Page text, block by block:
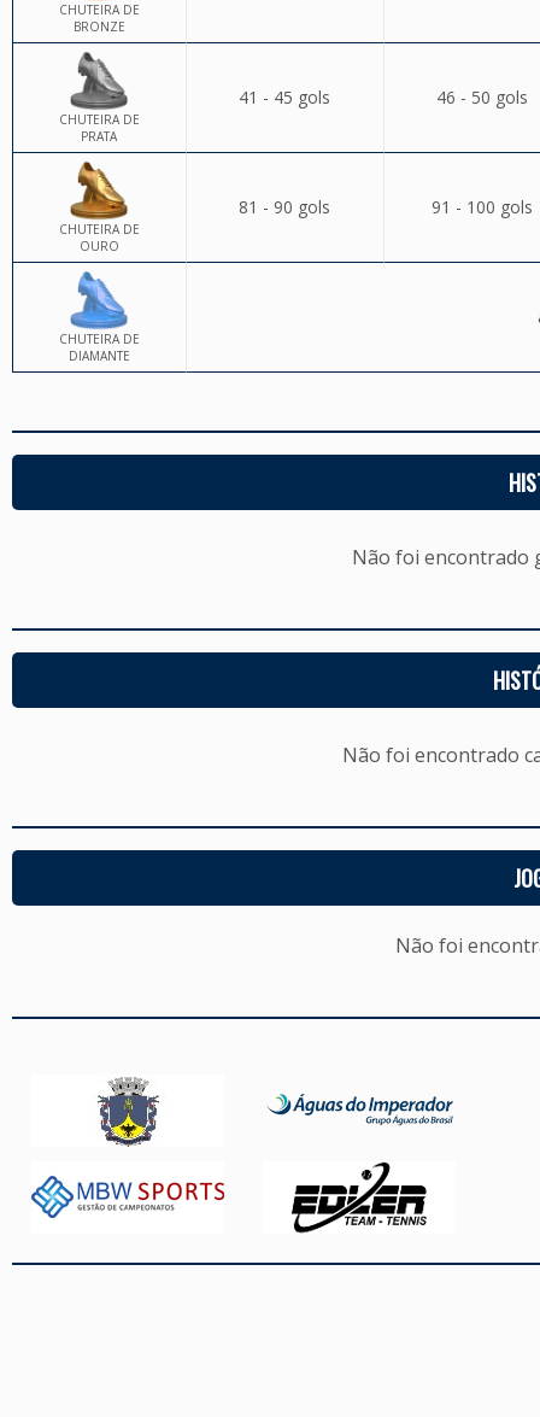
CHUTEIRA DE
BRONZE
CHUTEIRA DE
PRATA
41 - 45 gols 46 - 50 gols
CHUTEIRA DE
OURO
81 - 90 gols 91 - 100 gols
CHUTEIRA DE
DIAMANTE
Não foi encontrado
Não foi encontrado
Não foi